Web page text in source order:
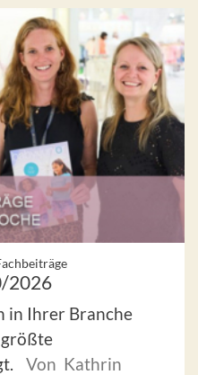
2026
in Ihrer Branche
Von Kathrin